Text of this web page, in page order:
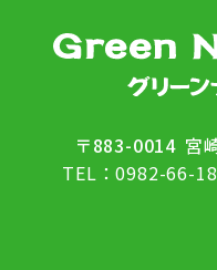
〒883-0014 宮
TEL：0982-66-